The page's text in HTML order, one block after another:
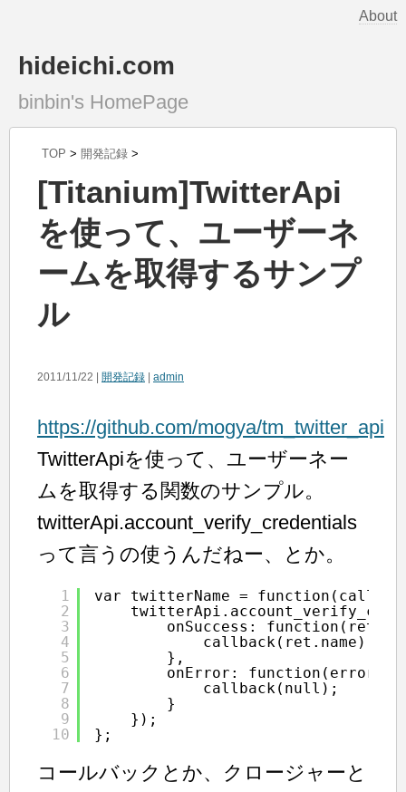
About
hideichi.com
binbin's HomePage
TOP > 開発記録 >
[Titanium]TwitterApi
を使って、ユーザーネ
ームを取得するサンプ
ル
2011/11/22 | 開発記録 admin
https://github.com/mogya/tm_twitter_api
TwitterApiを使って、ユーザーネー
ムを取得する関数のサンプル。
twitterApi.account_verify_credentials
って言うの使うんだねー、とか。
1
2
3
4
5
6
7
8
9
10
var twitterName =
onSuccess: function(ret){
callback(ret.name);
},
onError: function(error){
callback(null);
}
});
};
コールバックとか、クロージャーと